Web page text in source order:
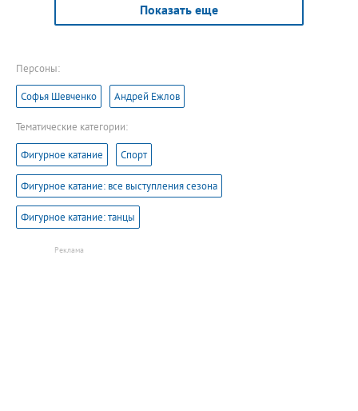
Показать еще
Персоны:
Софья Шевченко Андрей Ежлов
Тематические категории:
Фигурное катание Спорт
Фигурное катание: все выступления сезона
Фигурное катание: танцы